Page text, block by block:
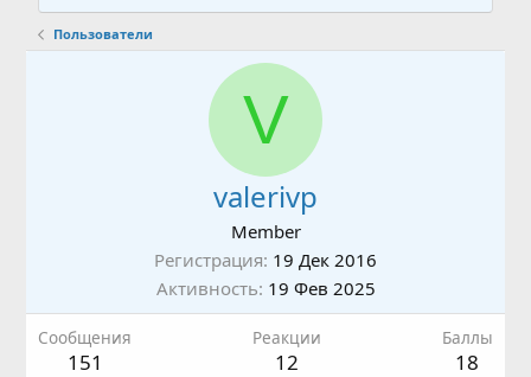
Пользователи
V
valerivp
Member
Регистрация 19 Дек 2016
Активность 19 Фев 2025
Сообщения
151
Реакции
12
Баллы
18